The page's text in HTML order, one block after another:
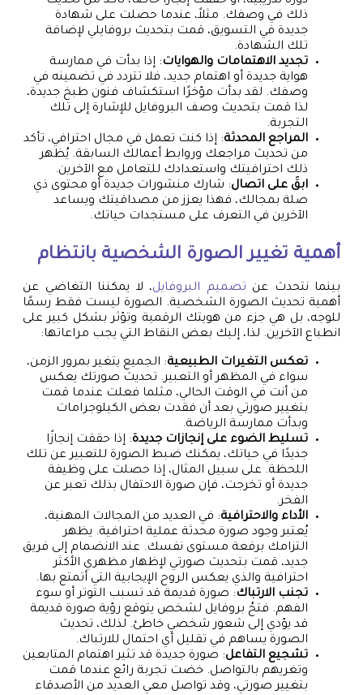
ذلك في وصفك. مثلاً، عندما حصلت على شهادة
جديدة في التسويق، قمت بتحديث بروفايلي لإضافة
تلك الشهادة.
تجديد الاهتمامات والهوايات: إذا بدأت في ممارسة
هواية جديدة أو اهتمام جديد، فلا تتردد في تضمينه في
وصفك. لقد بدأت مؤخرًا استكشاف فنون طبخ جديدة،
لذا قمت بتحديث وصف البروفايل للإشارة إلى تلك
التجربة.
المراجع المحدثة: إذا كنت تعمل في مجال احترافي، تأكد
من تحديث مراجعك وروابط أعمالك السابقة. يُظهر
ذلك احترافيتك واستعدادك للتعامل مع الآخرين.
ابقَ على اتصال: شارك منشورات جديدة أو محتوى ذي
صلة بمجالك، فهذا يعزز من مصداقيتك ويساعد
الآخرين في التعرف على مستجدات حياتك.
أهمية تغيير الصورة الشخصية بانتظام
بينما نتحدث عن تصميم البروفايل، لا يمكننا التغاضي عن
أهمية تحديث الصورة الشخصية. الصورة ليست فقط رسمًا
للوجه، بل هي جزء من هويتك الرقمية وتؤثر بشكل كبير على
انطباع الآخرين. لذا، إليك بعض النقاط التي يجب مراعاتها:
تعكس التغيرات الطبيعية: الجميع يتغير بمرور الزمن،
سواء في المظهر أو التعبير. تحديث صورتك يعكس
من أنت في الوقت الحالي، مثلما فعلت عندما قمت
بتغيير صورتي بعد أن فقدت بعض الكيلوجرامات
وبدأت ممارسة الرياضة.
تسليط الضوء على إنجازات جديدة: إذا حققت إنجازًا
جديدًا في حياتك، يمكنك ضبط الصورة للتعبير عن تلك
اللحظة. على سبيل المثال، إذا حصلت على وظيفة
جديدة أو تخرجت، فإن صورة الاحتفال بذلك تعبر عن
الفخر.
الأداء والاحترافية: في العديد من المجالات المهنية،
يُعتبر وجود صورة محدثة عملية احترافية. يظهر
التزامك برفعة مستوى نفسك. عند الانضمام إلى فريق
جديد، قمت بتحديث صورتي لإظهار مظهري الأكثر
احترافية والذي يعكس الروح الإيجابية التي أتمتع بها.
تجنب الارتباك: صورة قديمة قد تسبب التوتر أو سوء
الفهم. فتحُ بروفايل لشخص يتوقع رؤية صورة قديمة
قد يؤدي إلى شعور شخصي خاطئ. لذلك، تحديث
الصورة يساهم في تقليل أي احتمال للارتباك.
تشجيع التفاعل: صورة جديدة قد تثير اهتمام المتابعين
وتغريهم بالتواصل. خضت تجربة رائع عندما قمت
بتغيير صورتي، وقد تواصل معي العديد من الأصدقاء